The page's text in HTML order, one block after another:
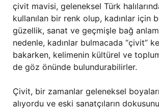
çivit mavisi, geleneksel Türk
kullanılan bir renk olup, kadınlar için
güzellik, sanat ve geçmişle bağ
nedenle, kadınlar bulmacada “çivit”
bakarken, kelimenin kültürel ve
de göz önünde bulundurabilirler.
Çivit, bir zamanlar geleneksel
alıyordu ve eski sanatçıların